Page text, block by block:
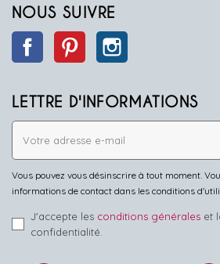
NOUS SUIVRE
Facebook Pinterest
LETTRE D'INFORMATIONS
Vous pouvez vous désinscrire à tout moment.
informations de contact dans les conditions
J'accepte les conditions générales et
confidentialité.